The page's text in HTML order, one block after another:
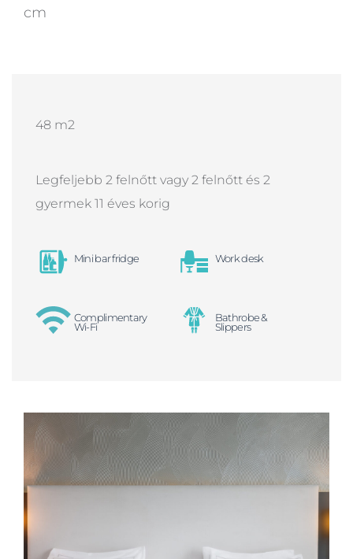
cm
48 m2
Legfeljebb 2 felnőtt vagy 2 felnőtt és 2
gyermek 11 éves korig
Mini bar fridge Work desk
Complimentary
Wi-Fi
Bathrobe &
Slippers